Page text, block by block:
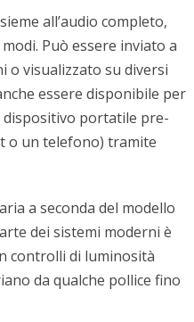
all’audio completo,
Può essere inviato a
visualizzato su diversi
essere disponibile per
dispositivo portatile pre-
o un telefono) tramite
a seconda del modello
dei sistemi moderni è
controlli di luminosità
da qualche pollice fino